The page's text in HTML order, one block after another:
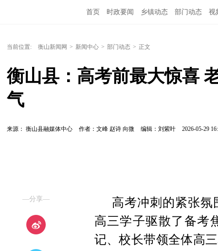
首页 时政要闻 乡镇动态 部门动态 视
当前位置: 衡山新闻网 > 新闻中心 > 部门动态 > 正文
衡山县：高考前最大惊喜
气
来源： 衡山县融媒体中心 作者：文峰 赵诗 向微 编辑：刘紫叶 2026-05-29
—分享—
高考冲刺的紧张
高三学子驱散了备考
记、校长带领全体高